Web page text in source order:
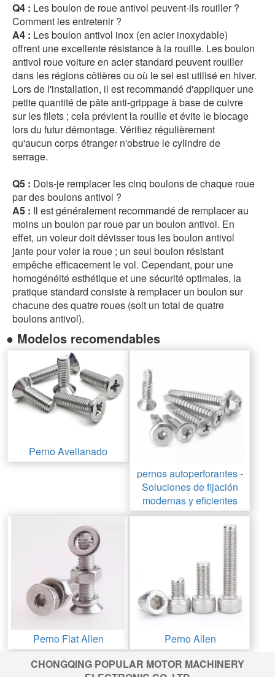
Q4 : Les boulon de roue antivol peuvent-ils rouiller ?
Comment les entretenir ?
A4 : Les boulon antivol inox (en acier inoxydable)
offrent une excellente résistance à la rouille. Les boulon
antivol roue voiture en acier standard peuvent rouiller
dans les régions côtières ou où le sel est utilisé en hiver.
Lors de l'installation, il est recommandé d'appliquer une
petite quantité de pâte anti-grippage à base de cuivre
sur les filets ; cela prévient la rouille et évite le blocage
lors du futur démontage. Vérifiez régulièrement
qu'aucun corps étranger n'obstrue le cylindre de
serrage.
Q5 : Dois-je remplacer les cinq boulons de chaque roue
par des boulons antivol ?
A5 : Il est généralement recommandé de remplacer au
moins un boulon par roue par un boulon antivol. En
effet, un voleur doit dévisser tous les boulon antivol
jante pour voler la roue ; un seul boulon résistant
empêche efficacement le vol. Cependant, pour une
homogénéité esthétique et une sécurité optimales, la
pratique standard consiste à remplacer un boulon sur
chacune des quatre roues (soit un total de quatre
boulons antivol).
● Modelos recomendables
Perno Avellanado
pernos autoperforantes -
Soluciones de fijación
modernas y eficientes
Perno Flat Allen
Perno Allen
CHONGQING POPULAR MOTOR MACHINERY